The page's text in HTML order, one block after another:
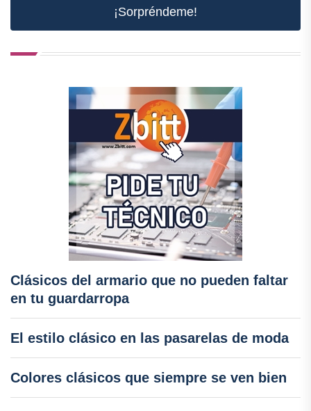
¡Sorpréndeme!
Clásicos del armario que no pueden faltar
en tu guardarropa
El estilo clásico en las pasarelas de moda
Colores clásicos que siempre se ven bien